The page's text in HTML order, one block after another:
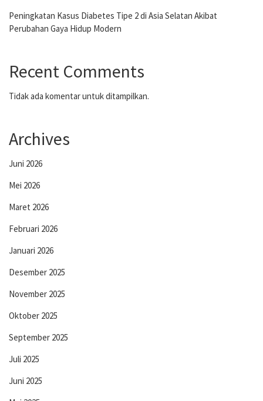
Peningkatan Kasus Diabetes Tipe 2 di Asia Selatan Akibat
Perubahan Gaya Hidup Modern
Recent Comments
Tidak ada komentar untuk ditampilkan.
Archives
Juni 2026
Mei 2026
Maret 2026
Februari 2026
Januari 2026
Desember 2025
November 2025
Oktober 2025
September 2025
Juli 2025
Juni 2025